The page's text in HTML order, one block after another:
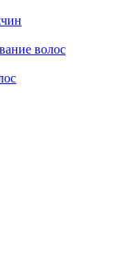
волос